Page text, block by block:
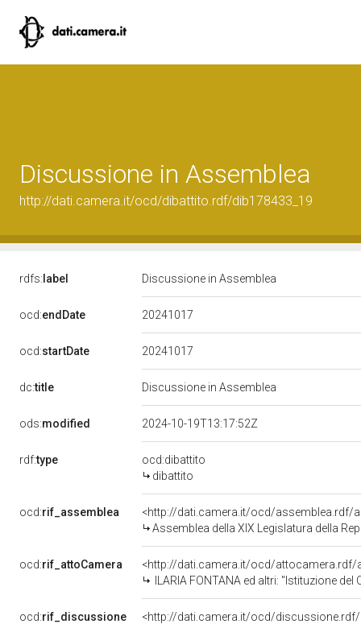
Discussione in Assemblea
http://dati.camera.it/ocd/dibattito.rdf/dib178433_19
rdfs: label Discussione in Assemblea
ocd:endDate 20241017
ocd:startDate 20241017
dc:title Discussione in Assemblea
ods:modified 2024-10-19T13:17:52Z
rdf:type
ocd:dibattito
dibattito
ocd:rif_assemblea
<http://dati.camera.it/ocd/assemblea.rdf/
Assemblea della XIX Legislatura della
ocd:rif_attoCamera
<http://dati.camera.it/ocd/attocamera.rdf/
ILARIA FONTANA ed altri: "Istituzione del
ocd:rif_discussione
<http://dati.camera.it/ocd/discussione.rdf/